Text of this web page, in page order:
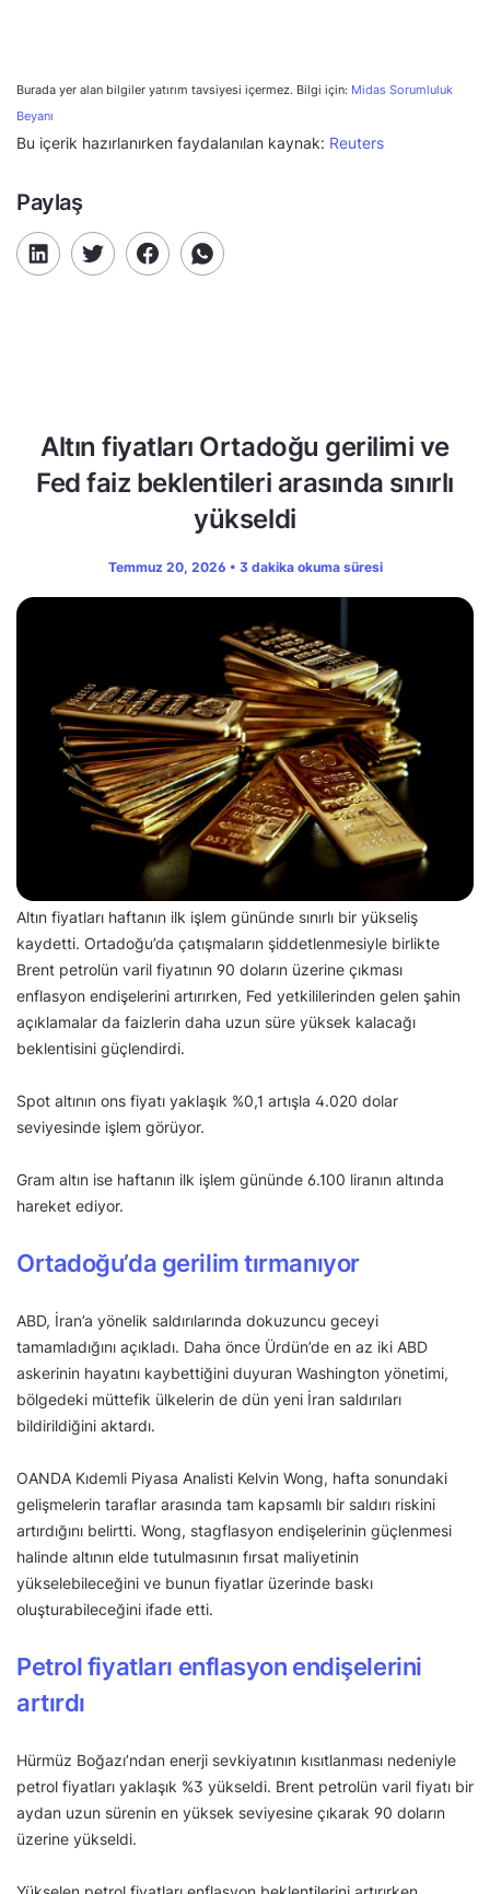
Burada yer alan bilgiler yatırım tavsiyesi içermez. Bilgi için: Midas Sorumluluk
Beyanı
Bu içerik hazırlanırken faydalanılan kaynak: Reuters
Paylaş
Altın fiyatları Ortadoğu gerilimi ve
Fed faiz beklentileri arasında sınırlı
yükseldi
Temmuz 20, 2026 • 3 dakika okuma süresi
Altın fiyatları haftanın ilk işlem gününde sınırlı bir yükseliş
kaydetti. Ortadoğu’da çatışmaların şiddetlenmesiyle birlikte
Brent petrolün varil fiyatının 90 doların üzerine çıkması
enflasyon endişelerini artırırken, Fed yetkililerinden gelen şahin
açıklamalar da faizlerin daha uzun süre yüksek kalacağı
beklentisini güçlendirdi.
Spot altının ons fiyatı yaklaşık %0,1 artışla 4.020 dolar
seviyesinde işlem görüyor.
Gram altın ise haftanın ilk işlem gününde 6.100 liranın altında
hareket ediyor.
Ortadoğu’da gerilim tırmanıyor
ABD, İran’a yönelik saldırılarında dokuzuncu geceyi
tamamladığını açıkladı. Daha önce Ürdün’de en az iki ABD
askerinin hayatını kaybettiğini duyuran Washington yönetimi,
bölgedeki müttefik ülkelerin de dün yeni İran saldırıları
bildirildiğini aktardı.
OANDA Kıdemli Piyasa Analisti Kelvin Wong, hafta sonundaki
gelişmelerin taraflar arasında tam kapsamlı bir saldırı riskini
artırdığını belirtti. Wong, stagflasyon endişelerinin güçlenmesi
halinde altının elde tutulmasının fırsat maliyetinin
yükselebileceğini ve bunun fiyatlar üzerinde baskı
oluşturabileceğini ifade etti.
Petrol fiyatları enflasyon endişelerini
artırdı
Hürmüz Boğazı’ndan enerji sevkiyatının kısıtlanması nedeniyle
petrol fiyatları yaklaşık %3 yükseldi. Brent petrolün varil fiyatı bir
aydan uzun sürenin en yüksek seviyesine çıkarak 90 doların
üzerine yükseldi.